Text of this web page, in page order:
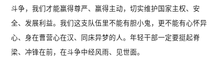
斗争，我们才能赢得尊严、赢得主动，切实维护国家主权、安
全、发展利益。我们这支队伍里不能有胆小鬼，更不能有心怀异
心、身在曹营心在汉、同床异梦的人。年轻干部一定要挺起脊
梁、冲锋在前，在斗争中经风雨、见世面。